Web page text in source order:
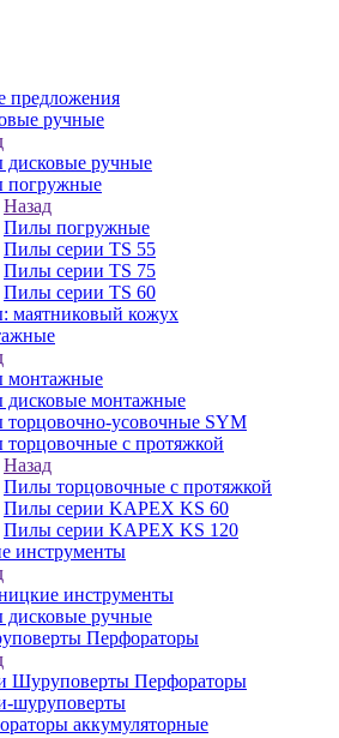
предложения
ручные
ручные
погружные
Назад
Пилы погружные
Пилы серии TS 55
Пилы серии TS 75
Пилы серии TS 60
маятниковый кожух
монтажные
монтажные
усовочные SYM
с протяжкой
Назад
Пилы торцовочные с протяжкой
Пилы серии KAPEX KS 60
Пилы серии KAPEX KS 120
инструменты
инструменты
ручные
Перфораторы
Шуруповерты Перфораторы
шуруповерты
аккумуляторные